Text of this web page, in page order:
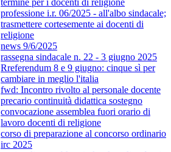
termine per i docenti di religione
professione i.r. 06/2025 - all'albo sindacale;
trasmettere cortesemente ai docenti di
religione
news 9/6/2025
rassegna sindacale n. 22 - 3 giugno 2025
Rreferendum 8 e 9 giugno: cinque sì per
cambiare in meglio l'italia
fwd: Incontro rivolto al personale docente
precario continuità didattica sostegno
convocazione assemblea fuori orario di
lavoro docenti di religione
corso di preparazione al concorso ordinario
irc 2025